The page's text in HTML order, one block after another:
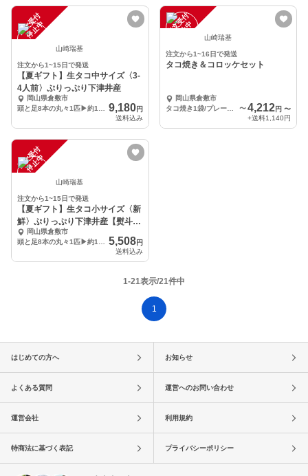
注
文
受
付
停
止
中
山崎瑞基
注文から1~15日で発送
【夏ギフト】生タコ中サイズ〈3-
4人前〉ぷりっぷり下津井産
岡山県倉敷市
9,180円
送料込み
注
文
受
付
停
止
中 山崎瑞基
注文から1~16日で発送
タコ焼き＆コロッケセット
岡山県倉敷市
タコ焼き1袋/プレーンコロッケ1袋
〜4,212円 〜
+送料1,140円
注
文
受
付
停
止
中
山崎瑞基
注文から1~15日で発送
【夏ギフト】生タコ小サイズ〈新
鮮〉ぷりっぷり下津井産【熨斗指
定可】
岡山県倉敷市
5,508円
送料込み
1-21表示/21件中
1
はじめての方へ お知らせ
よくある質問 運営へのお問い合わせ
運営会社 利用規約
特商法に基づく表記 プライバシーポリシー